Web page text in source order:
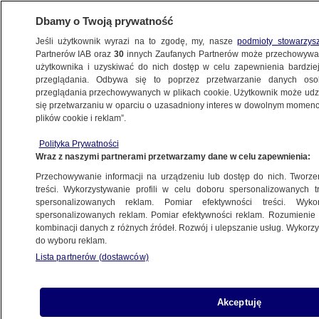
BIZNES
Z KRAJU
to najlepsze miejsce na ziemi
Bartłomiej Ciepielewski
13.05.2026, 11:03
Posłuchaj artykułu
Czyta lektor AI
Dbamy o Twoją prywatność
Jeśli użytkownik wyrazi na to zgodę, my, naszepodmioty
Partnerów IAB oraz30 innych Zaufanych Partnerów może
użytkownika i uzyskiwać do nich dostęp w celu zapewnienia
przeglądania. Odbywa się to poprzez przetwarzanie danych
przeglądania przechowywanych w plikach cookie. Użytkownik może
się przetwarzaniu w oparciu o uzasadniony interes w dowolnym
plików cookie i reklam”.
Polityka Prywatności
Wraz z naszymi partnerami przetwarzamy dane w celu zapewnienia:
Przechowywanie informacji na urządzeniu lub dostęp do nich.
treści. Wykorzystywanie profili w celu doboru spersonalizowanych
spersonalizowanych reklam. Pomiar efektywności treści.
spersonalizowanych reklam. Pomiar efektywności reklam.
kombinacji danych z różnych źródeł. Rozwój i ulepszanie usług.
do wyboru reklam.
Lista partnerów (dostawców)
Akceptuję